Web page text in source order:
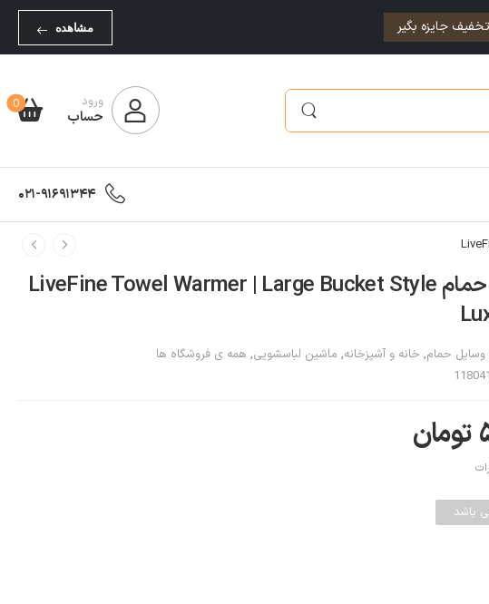
تخفیف جایزه بگیر مشاهده
ورود
حساب
0
021-91691344
گرمکن حوله حمام LiveFine Towel Warmer | Large Bucket Style
وسایل حمام, خانه و آشپزخانه, ماشین لباسشویی, همه ی فروشگاه ها
تومان
باشد